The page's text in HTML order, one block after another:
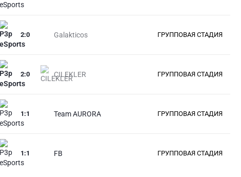
Galakticos
2:0 ГРУППОВАЯ СТАДИЯ
CILEKLER
2:0 ГРУППОВАЯ СТАДИЯ
Team AURORA
1 :1 ГРУППОВАЯ СТАДИЯ
FB
1 :1 ГРУППОВАЯ СТАДИЯ